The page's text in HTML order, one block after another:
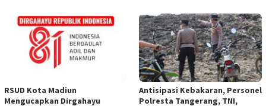
RSUD Kota Madiun
Mengucapkan Dirgahayu
Antisipasi Kebakaran, Personel
Polresta Tangerang, TNI,